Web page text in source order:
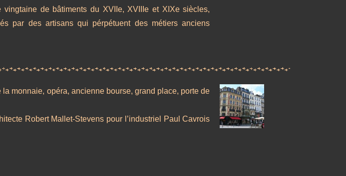
de bâtiments du XVIIe, XVIIIe et XIXe siècles,
par des artisans qui pérpétuent des métiers anciens
monnaie, opéra, ancienne bourse, grand place, porte de
Robert Mallet-Stevens pour l’industriel Paul Cavrois